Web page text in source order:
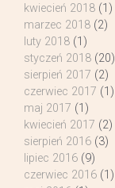
kwiecień 2018 (1)
marzec 2018 (2)
luty 2018 (1)
styczeń 2018 (20)
sierpień 2017 (2)
czerwiec 2017 (1)
maj 2017 (1)
kwiecień 2017 (2)
sierpień 2016 (3)
lipiec 2016 (9)
czerwiec 2016 (1)